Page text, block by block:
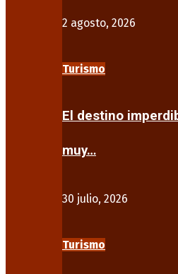
2 agosto, 2026
Turismo
El destino
muy…
30 julio, 2026
Turismo